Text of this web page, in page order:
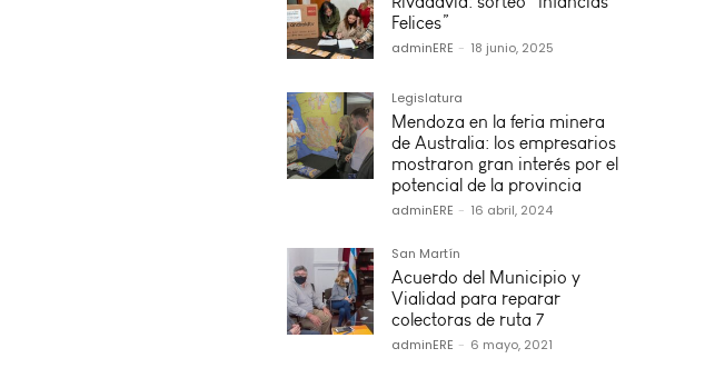
Felices”
adminERE - 18 junio, 2025
Legislatura
Mendoza en la feria minera
de Australia: los empresarios
mostraron gran interés por el
potencial de la provincia
adminERE - 16 abril, 2024
San Martín
Acuerdo del Municipio y
Vialidad para reparar
colectoras de ruta 7
adminERE - 6 mayo, 2021